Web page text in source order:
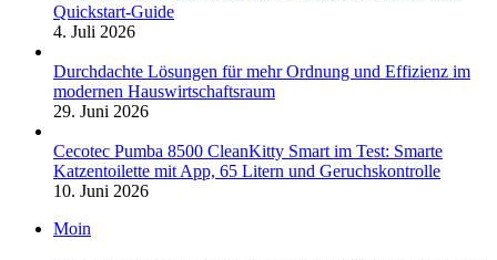
Quickstart-Guide
4. Juli 2026
Durchdachte Lösungen für mehr Ordnung und Effizienz im
modernen Hauswirtschaftsraum
29. Juni 2026
Cecotec Pumba 8500 CleanKitty Smart im Test: Smarte
Katzentoilette mit App, 65 Litern und Geruchskontrolle
10. Juni 2026
Moin